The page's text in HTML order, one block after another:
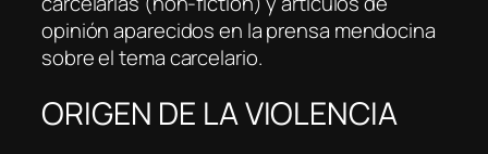
opinión aparecidos en la prensa mendocina
sobre el tema carcelario.
ORIGEN DE LA VIOLENCIA